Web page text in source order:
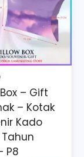
– Gift
– Kotak
Kado
P8
multiple
variants.
options
be
chosen
on
the
product